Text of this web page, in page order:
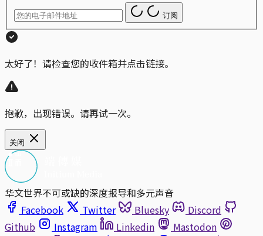
订阅
太好了！请检查您的收件箱并点击链接。
抱歉，出现错误。请再试一次。
关闭
华文世界不可或缺的深度报导和多元声音
Facebook
Twitter Bluesky
Discord
Github
Instagram Linkedin
Mastodon